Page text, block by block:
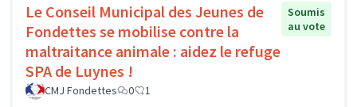
Le Conseil Municipal des Jeunes de
Fondettes se mobilise contre la
maltraitance animale : aidez le refuge
SPA de Luynes !
Soumis
au vote
CMJ Fondettes 0 1